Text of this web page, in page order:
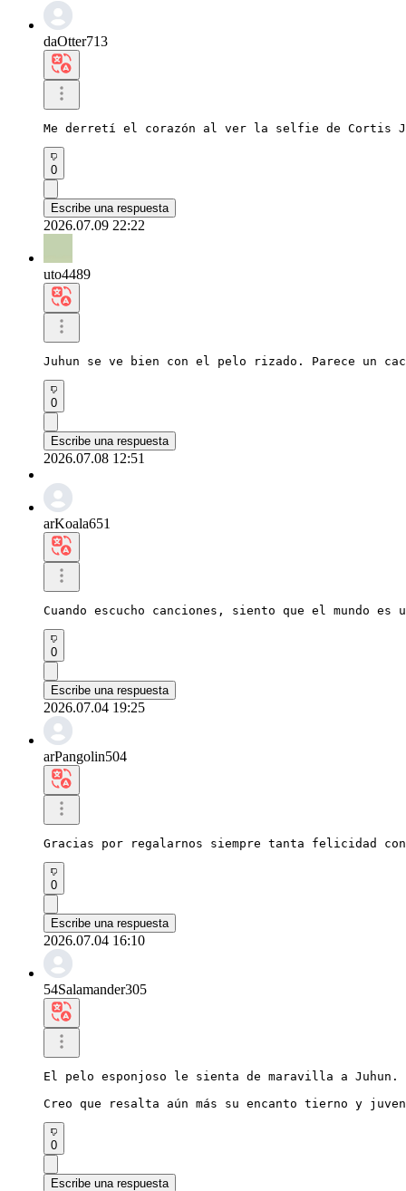
daOtter713
Me derretí el corazón al ver la selfie de Cortis
0
Escribe una respuesta
2026.07.09 22:22
uto4489
Juhun se ve bien con el pelo rizado. Parece un
0
Escribe una respuesta
2026.07.08 12:51
arKoala651
Cuando escucho canciones, siento que el mundo es
0
Escribe una respuesta
2026.07.04 19:25
arPangolin504
Gracias por regalarnos siempre tanta felicidad
0
Escribe una respuesta
2026.07.04 16:10
54Salamander305
El pelo esponjoso le sienta de maravilla a Juhun.
Creo que resalta aún más su encanto tierno y
0
Escribe una respuesta